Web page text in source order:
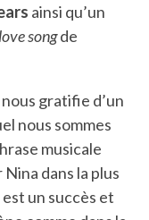
ainsi qu’un
songde
gratifie d’un
nous sommes
musicale
dans la plus
un succès et